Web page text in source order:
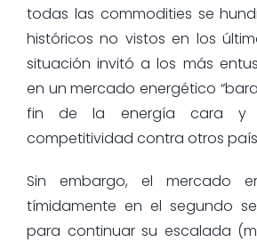
todas las commodities se
históricos no vistos en los
situación invitó a los más
en un mercado energético
fin de la energía cara y
competitividad contra otros
Sin embargo, el mercado
tímidamente en el segundo
para continuar su escalada